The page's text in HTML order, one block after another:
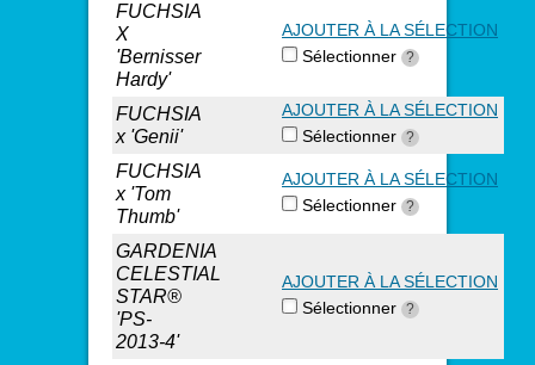
FUCHSIA
X
'Bernisser
Hardy'
AJOUTER À LA SÉLECTION
Sélectionner ?
FUCHSIA
x 'Genii'
AJOUTER À LA SÉLECTION
Sélectionner ?
FUCHSIA
x 'Tom
Thumb'
AJOUTER À LA SÉLECTION
Sélectionner ?
GARDENIA
CELESTIAL
STAR®
'PS-
2013-4'
AJOUTER À LA SÉLECTION
Sélectionner ?